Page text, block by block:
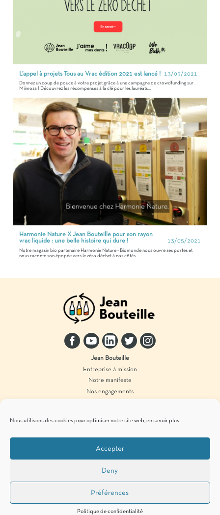
Nous utilisons des cookies pour optimiser notre site web, en savoir plus.
Accepter
Deny
Préférences
Politique de confidentialité
L’appel à projets Tous au Vrac édition 2021 est lancé ! 13/05/2021
Donnez un coup de pouce à votre projet grâce à une campagne de crowdfunding sur
Miimosa ! Découvrez les récompenses à la clé pour les lauréats...
Harmonie Nature X Jean Bouteille pour son rayon
vrac liquide : une belle histoire qui dure !
13/05/2021
Notre magasin bio partenaire Harmonie Nature - Biomonde nous ouvre ses portes et
nous raconte son épopée vers le zéro déchet à nos côtés.
Jean Bouteille
Entreprise à mission
Notre manifeste
Nos engagements
Accompagnement marque
Produits en vrac